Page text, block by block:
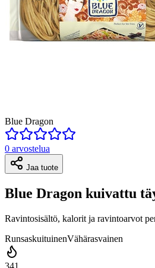
Blue Dragon
0 arvostelua
Jaa tuote
Blue Dragon kuivattu
Ravintosisältö, kalorit ja ravintoarvot
RunsaskuituinenVähärasvainen
341